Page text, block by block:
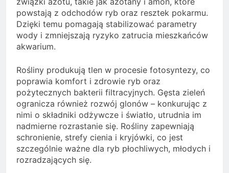
powstają z odchodów ryb oraz resztek pokarmu.
Dzięki temu pomagają stabilizować parametry
wody i zmniejszają ryzyko zatrucia mieszkańców
akwarium.
Rośliny produkują tlen w procesie fotosyntezy, co
poprawia komfort i zdrowie ryb oraz
pożytecznych bakterii filtracyjnych. Gęsta zieleń
ogranicza również rozwój glonów – konkurując z
nimi o składniki odżywcze i światło, utrudnia im
nadmierne rozrastanie się. Rośliny zapewniają
schronienie, strefy cienia i kryjówki, co jest
szczególnie ważne dla ryb płochliwych, młodych i
rozradzających się.